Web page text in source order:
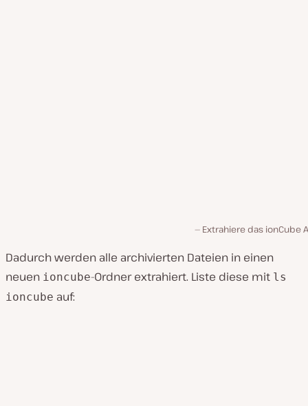
Extrahiere das ionCube
Dadurch werden alle archivierten Dateien in einen
neuen ioncube-Ordner extrahiert. Liste diese mit ls
ioncube auf: